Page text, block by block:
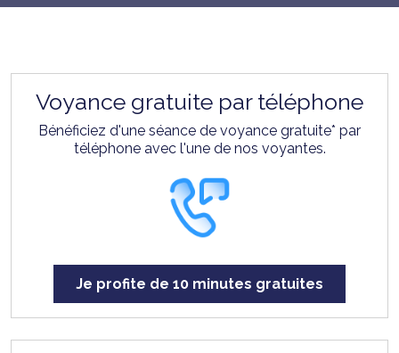
Voyance gratuite par téléphone
Bénéficiez d'une séance de voyance gratuite* par
téléphone avec l'une de nos voyantes.
Je profite de 10 minutes gratuites